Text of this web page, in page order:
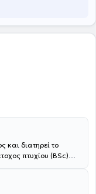
και διατηρεί το
πτυχίου (BSc)
από το
σε τεχνικές